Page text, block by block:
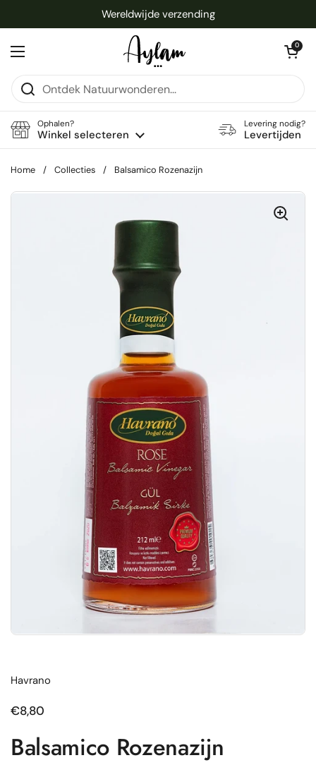
Wereldwijde verzending
Menu openen
Winkelwagentje
0
Ophalen?
Winkel selecteren
Levering nodig?
Levertijden
Home / Collecties / Balsamico Rozenazijn
Havrano
Normale prijs
€8,80
Balsamico Rozenazijn